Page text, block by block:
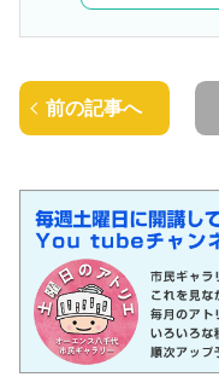
前の記事へ